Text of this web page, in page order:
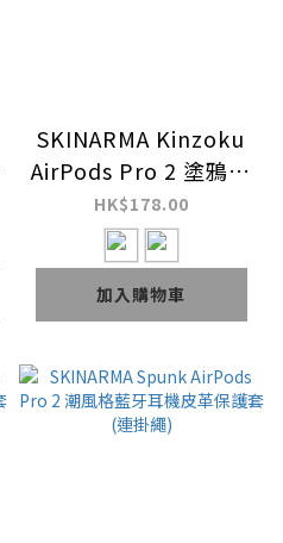
SKINARMA Kinzoku
AirPods Pro 2 塗鴉藝
術藍牙耳機保護套 (連
登山扣)
HK$178.00
加入購物車